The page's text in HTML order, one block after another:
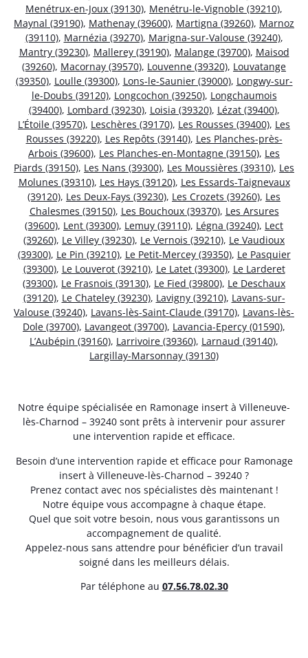
Menétrux-en-Joux (39130), Menétru-le-Vignoble (39210),
Maynal (39190), Mathenay (39600), Martigna (39260), Marnoz
(39110), Marnézia (39270), Marigna-sur-Valouse (39240),
Mantry (39230), Mallerey (39190), Malange (39700), Maisod
(39260), Macornay (39570), Louvenne (39320), Louvatange
(39350), Loulle (39300), Lons-le-Saunier (39000), Longwy-sur-
le-Doubs (39120), Longcochon (39250), Longchaumois
(39400), Lombard (39230), Loisia (39320), Lézat (39400),
L’Étoile (39570), Leschères (39170), Les Rousses (39400), Les
Rousses (39220), Les Repôts (39140), Les Planches-près-
Arbois (39600), Les Planches-en-Montagne (39150), Les
Piards (39150), Les Nans (39300), Les Moussières (39310), Les
Molunes (39310), Les Hays (39120), Les Essards-Taignevaux
(39120), Les Deux-Fays (39230), Les Crozets (39260), Les
Chalesmes (39150), Les Bouchoux (39370), Les Arsures
(39600), Lent (39300), Lemuy (39110), Légna (39240), Lect
(39260), Le Villey (39230), Le Vernois (39210), Le Vaudioux
(39300), Le Pin (39210), Le Petit-Mercey (39350), Le Pasquier
(39300), Le Louverot (39210), Le Latet (39300), Le Larderet
(39300), Le Frasnois (39130), Le Fied (39800), Le Deschaux
(39120), Le Chateley (39230), Lavigny (39210), Lavans-sur-
Valouse (39240), Lavans-lès-Saint-Claude (39170), Lavans-lès-
Dole (39700), Lavangeot (39700), Lavancia-Epercy (01590),
L’Aubépin (39160), Larrivoire (39360), Larnaud (39140),
Largillay-Marsonnay (39130)
Notre équipe spécialisée en Ramonage insert à Villeneuve-
lès-Charnod – 39240 sont prêts à intervenir pour assurer
une intervention rapide et efficace.
Besoin d’une intervention rapide et efficace pour Ramonage
insert à Villeneuve-lès-Charnod – 39240 ?
Prenez contact avec nos spécialistes dès maintenant !
Notre équipe vous accompagne à chaque étape.
Quel que soit votre besoin, nous vous garantissons un
accompagnement de qualité.
Appelez-nous sans attendre pour bénéficier d’un travail
soigné dans les meilleurs délais.
Par téléphone au 07.56.78.02.30